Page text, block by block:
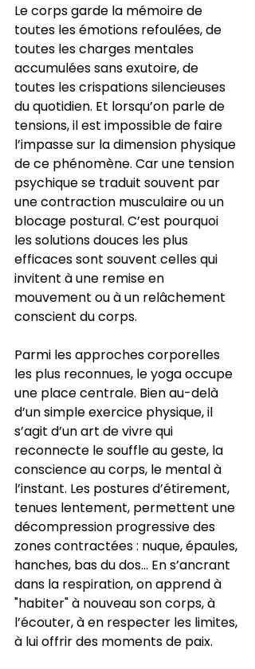
Le corps garde la mémoire de
toutes les émotions refoulées, de
toutes les charges mentales
accumulées sans exutoire, de
toutes les crispations silencieuses
du quotidien. Et lorsqu’on parle de
tensions, il est impossible de faire
l’impasse sur la dimension physique
de ce phénomène. Car une tension
psychique se traduit souvent par
une contraction musculaire ou un
blocage postural. C’est pourquoi
les solutions douces les plus
efficaces sont souvent celles qui
invitent à une remise en
mouvement ou à un relâchement
conscient du corps.
Parmi les approches corporelles
les plus reconnues, le yoga occupe
une place centrale. Bien au-delà
d’un simple exercice physique, il
s’agit d’un art de vivre qui
reconnecte le souffle au geste, la
conscience au corps, le mental à
l’instant. Les postures d’étirement,
tenues lentement, permettent une
décompression progressive des
zones contractées : nuque, épaules,
hanches, bas du dos… En s’ancrant
dans la respiration, on apprend à
"habiter" à nouveau son corps, à
l’écouter, à en respecter les limites,
à lui offrir des moments de paix.